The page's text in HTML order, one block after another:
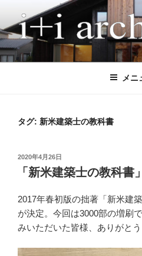
テ
ン
ツ
I+I ARCHITECTS
アイプラスアイ設計事務所は、多
応えてきました。 間取りを先に決
HEAT20 G2（UA値0.46以下）の長
東京ゼロエミなどの各種補助金活
づくりができる体制を整えています
メニ
タグ: 新米建築士の教科書
投
2020年4月26日
「新米建築士の教科書
2017年春初版の拙著「新米建
が決定。今回は3000部の増刷
みいただいた皆様、ありがとう